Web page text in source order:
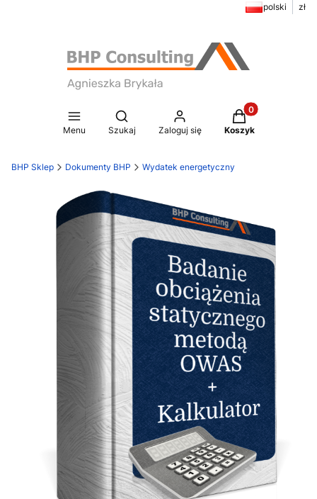
polski zł
Menu
Otwórz wyszukiwarkę
Szukaj Zaloguj się
Produkty w
Koszyk
BHP Sklep Dokumenty BHP Wydatek energetyczny